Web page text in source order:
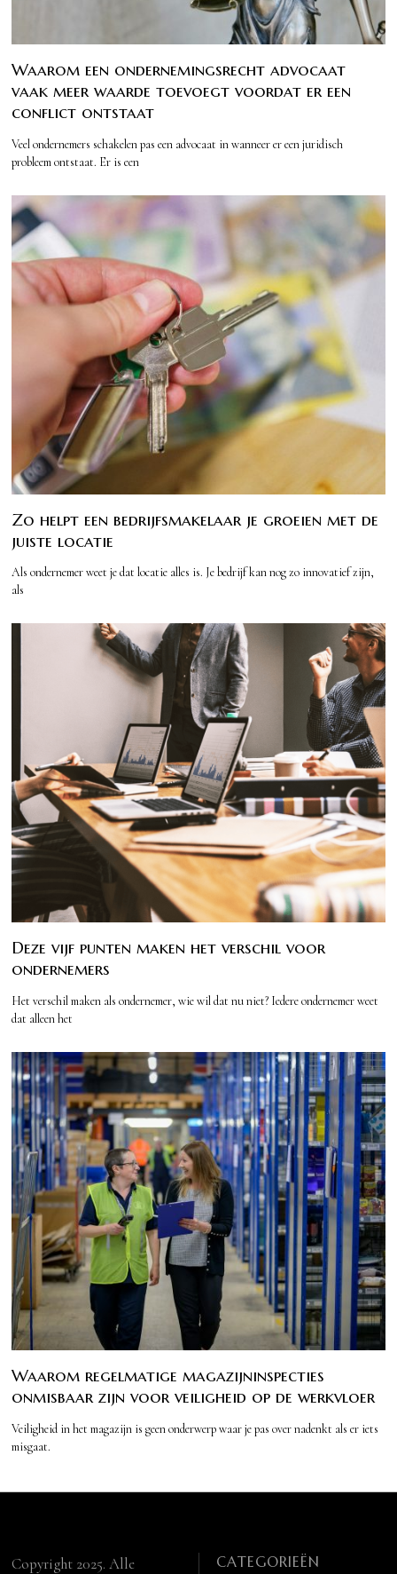
Waarom een ondernemingsrecht advocaat
vaak meer waarde toevoegt voordat er een
conflict ontstaat
Veel ondernemers schakelen pas een advocaat in wanneer er een juridisch
probleem ontstaat. Er is een
Zo helpt een bedrijfsmakelaar je groeien met de
juiste locatie
Als ondernemer weet je dat locatie alles is. Je bedrijf kan nog zo innovatief zijn,
als
Deze vijf punten maken het verschil voor
ondernemers
Het verschil maken als ondernemer, wie wil dat nu niet? Iedere ondernemer weet
dat alleen het
Waarom regelmatige magazijninspecties
onmisbaar zijn voor veiligheid op de werkvloer
Veiligheid in het magazijn is geen onderwerp waar je pas over nadenkt als er iets
misgaat.
Copyright 2025. Alle CATEGORIEËN